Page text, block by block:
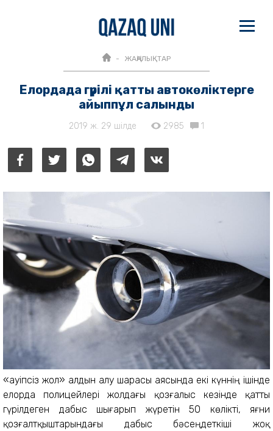
ЖАҢАЛЫҚТАР
Елордада гүрілі қатты автокөліктерге
айыппұл салынды
2019 ж. 29 шілде 2985 1
«Қауіпсіз жол» алдын алу шарасы аясында екі күннің ішінде
елорда полицейлері жолдағы қозғалыс кезінде қатты
гүрілдеген дабыс шығарып жүретін 50 көлікті, яғни
қозғалтқыштарындағы дабыс бәсеңдеткіші жоқ